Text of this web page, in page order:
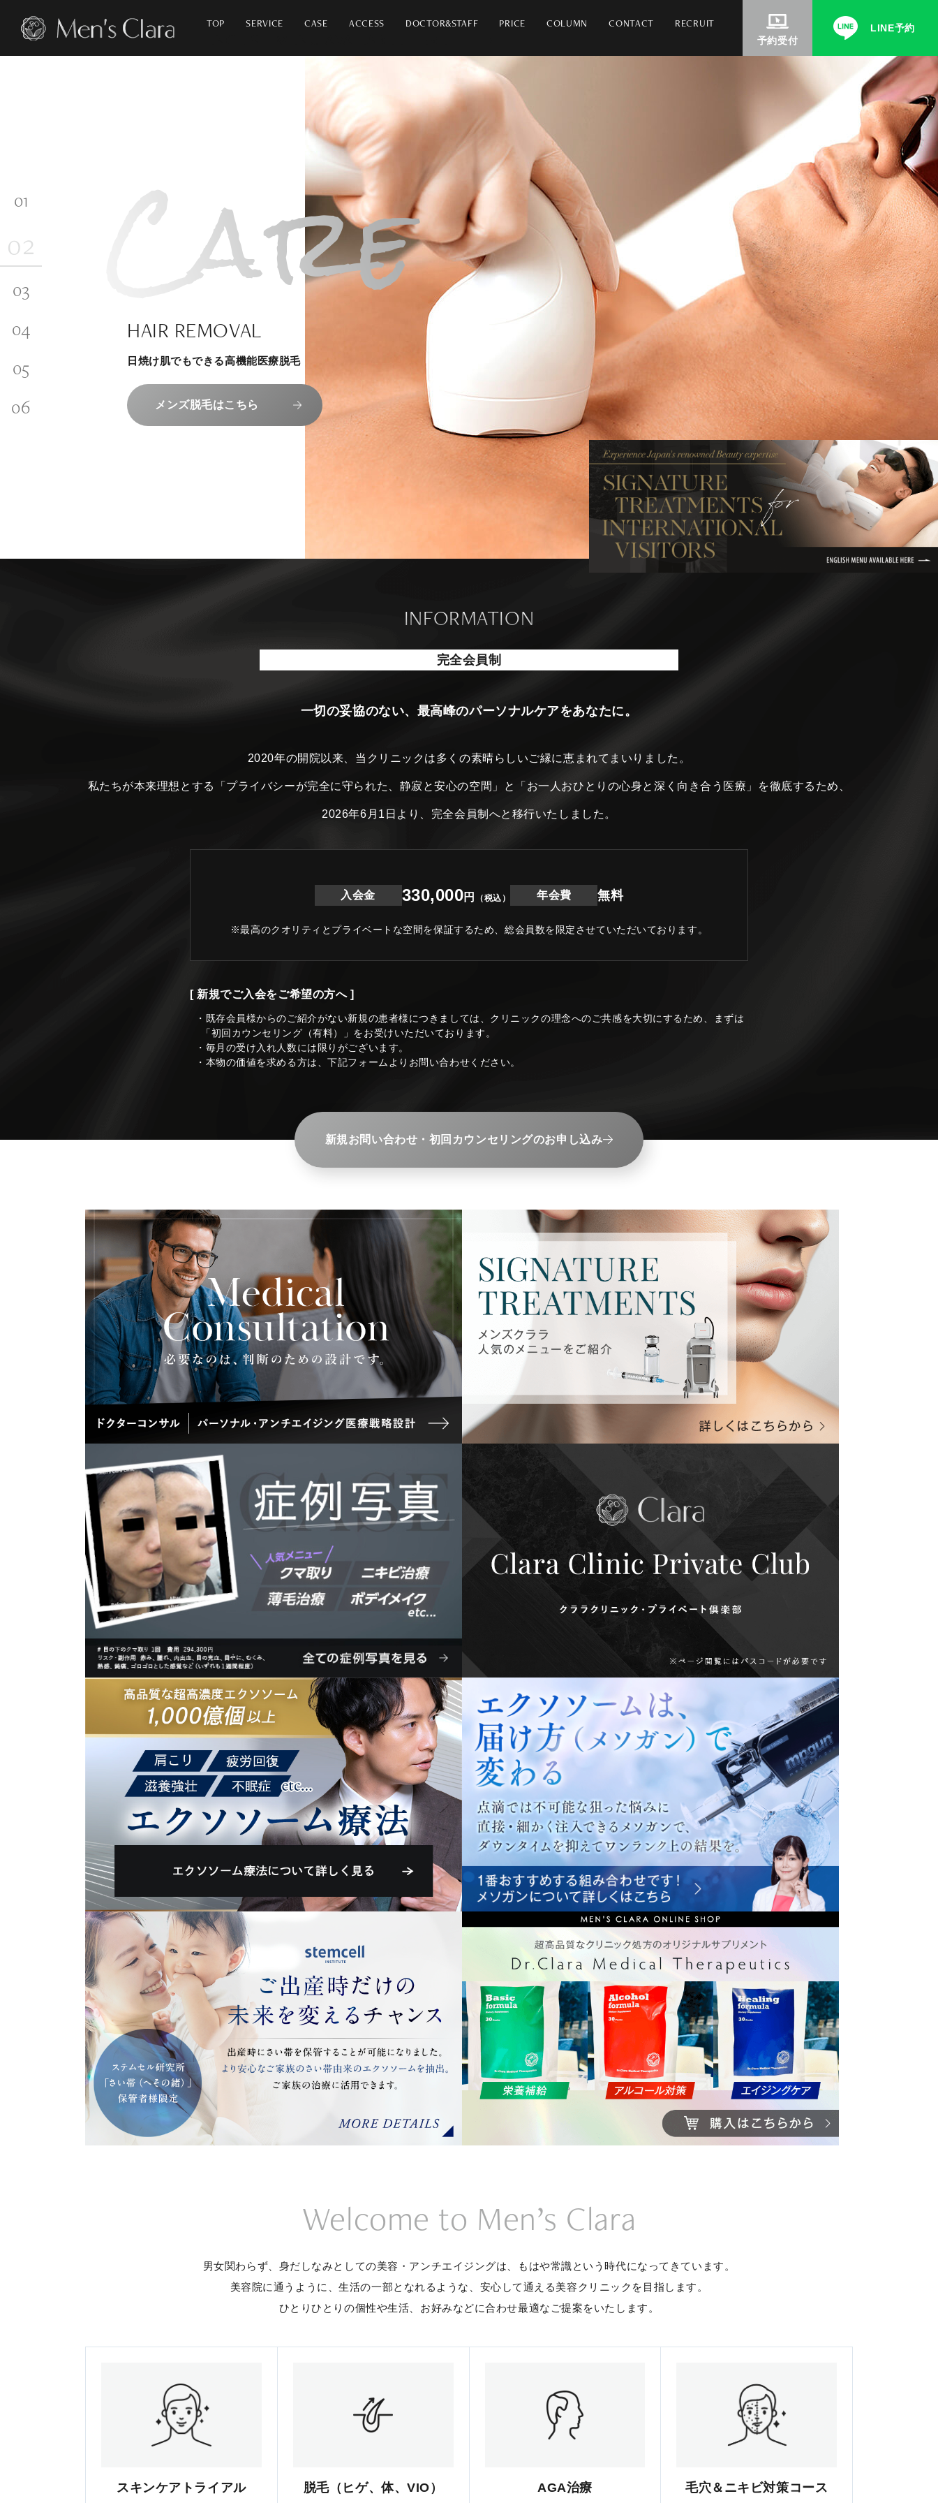
TOP SERVICE CASE ACCESS DOCTOR&STAFF PRICE COLUMN CONTACT RECRUIT
予約受付
LINE予約
SIGNATURE TREATMENTS
リラックスできる落ち着いた空間で
HAIR REMOVAL
日焼け肌でもできる高機能医療脱毛
メンズ脱毛はこちら
SKINCARE-TRIAL
その人に合わせてオーダーメイドで
PHILOSOPHY
“男性”特化の美容
コンセプトはこちら
ナチュラル
内側から若々しく健康な身体へ
NAD+点滴はこちら
INVITATION
メンバーシップを、最高のギフトに。
メンバーシップのご案内
INFORMATION
完全会員制
一切の妥協のない、最高峰のパーソナルケアをあなたに。
2020年の開院以来、当クリニックは多くの素晴らしいご縁に恵まれてまいりました。
私たちが本来理想とする 「プライバシーが完全に守られた、静寂と安心の空間」と 「お一人おひとりの心身と深く向き合う医療」を徹底するため、
2026年6月1日より、完全会員制へと移行いたしました。
入会金 330,000円 （税込） 年会費 無料
※最高のクオリティとプライベートな空間を保証するため、 総会員数を限定させていただいております。
[ 新規でご入会をご希望の方へ ]
・既存会員様からのご紹介がない新規の患者様につきましては、クリニックの理念へのご共感を大切にするため、まずは
「初回カウンセリング（有料）」をお受けいただいております。
・毎月の受け入れ人数には限りがございます。
・本物の価値を求める方は、下記フォームよりお問い合わせください。
新規お問い合わせ・初回カウンセリングのお申し込み
Welcome to Men’s Clara
男女関わらず、身だしなみとしての美容・アンチエイジングは、
もはや常識という時代になってきています。
美容院に通うように、生活の一部となれるような、 安心して通える美容クリニックを目指します。
ひとりひとりの個性や生活、お好みなどに合わせ最適なご提案をいたします。
スキンケアトライアル 脱毛（ヒゲ、体、VIO） AGA治療 毛穴＆ニキビ対策コース